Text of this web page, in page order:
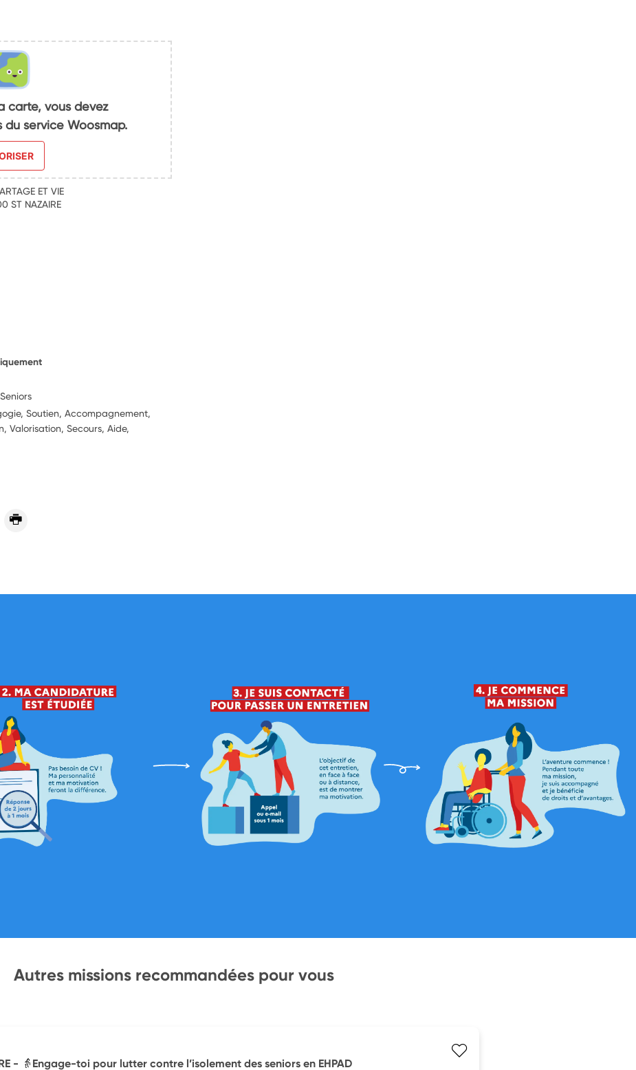
carte, vous devez
service Woosmap.
ET VIE
ST NAZAIRE
Soutien, Accompagnement,
Valorisation, Secours, Aide,
Autres missions recommandées pour vous
- 👵Engage-toi pour lutter contre l’isolement des seniors en EHPAD